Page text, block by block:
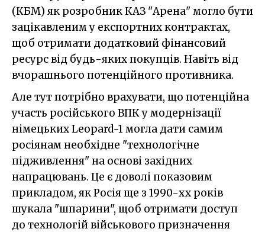
(КБМ) як розробник КАЗ "Арена" могло бути
зацікавленим у експортних контрактах,
щоб отримати додатковий фінансовий
ресурс від будь-яких покупців. Навіть від
вчорашнього потенційного противника.
Але тут потрібно врахувати, що потенційна
участь російського ВПК у модернізації
німецьких Leopard-1 могла дати самим
росіянам необхідне "технологічне
підживлення" на основі західних
напрацювань. Це є доволі показовим
прикладом, як Росія ще з 1990-хх років
шукала "шпарини", щоб отримати доступ
до технологій військового призначення